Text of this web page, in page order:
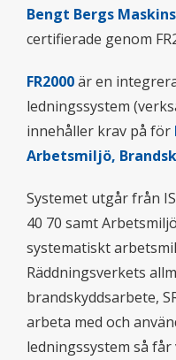
Bengt Bergs
certifierade genom
FR2000är en
ledningssystem
innehåller krav på för
Arbetsmiljö,
Systemet utgår från
40 70 samt
systematiskt
Räddningsverkets
brandskyddsarbete,
arbeta med och
ledningssystem så